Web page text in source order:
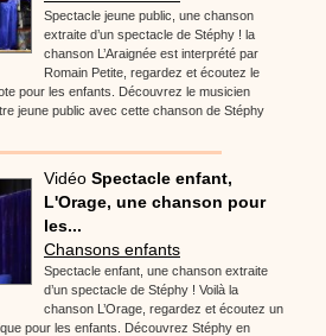
Spectacle jeune public, une chanson
extraite d’un spectacle de Stéphy ! la
chanson L’Araignée est interprété par
Romain Petite, regardez et écoutez le
pour les enfants. Découvrez le musicien
jeune public avec cette chanson de Stéphy
Vidéo Spectacle enfant,
L'Orage, une chanson pour
les...
Chansons enfants
Spectacle enfant, une chanson extraite
d’un spectacle de Stéphy ! Voilà la
chanson L’Orage, regardez et écoutez un
pour les enfants. Découvrez Stéphy en